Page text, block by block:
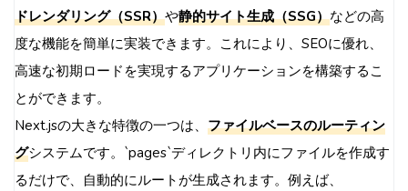
ドレンダリング（SSR）や静的サイト生成（SSG）などの高
度な機能を簡単に実装できます。これにより、SEOに優れ、
高速な初期ロードを実現するアプリケーションを構築するこ
とができます。
Next.jsの大きな特徴の一つは、 ファイルベースのルーティン
グシステムです。`pages`ディレクトリ内にファイルを作成す
るだけで、自動的にルートが生成されます。例えば、